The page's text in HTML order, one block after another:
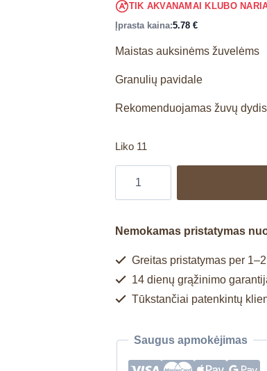
TIK AKVANAMAI KLUBO
Įprasta kaina:5.78 €
Maistas auksinėms žuvelėms
Granulių pavidale
Rekomenduojamas žuvų
Liko 11
Nemokamas pristatymas
Greitas pristatymas per
14 dienų grąžinimo
Tūkstančiai patenkintų
Saugus apmokėjimas